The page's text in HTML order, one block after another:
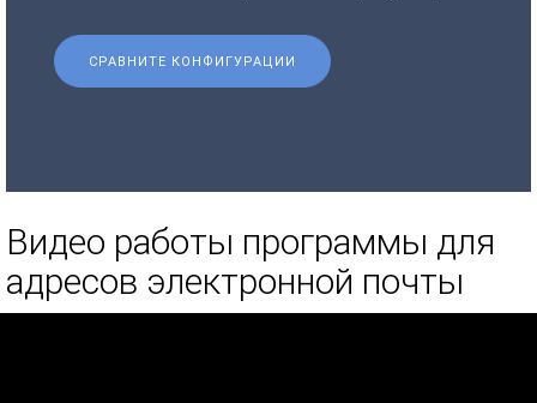
СРАВНИТЕ КОНФИГУРАЦИИ
Видео работы программы для
адресов электронной почты